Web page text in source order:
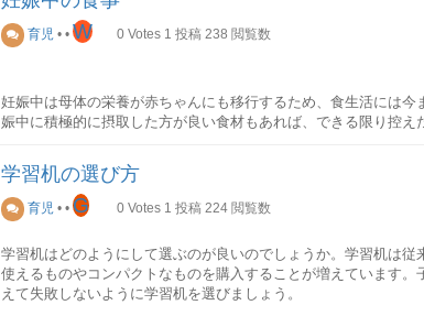
お食い初めの時期
「100日祝い」とも呼ばれているように、お食い初めは生後100
日に実施することが多いです。
お食い初めの献立は、焼き魚（尾頭付きの鯛）、赤飯、吸い物（
焼き魚は祝い事ですので鯛が定番ですが、尾頭付きのものであれ
お吸い物は、「将来、素敵な伴侶に出会えますように」という
定番ですが、あさりなど他の貝でも良いです。煮物や香の物
育児 ••W 0 Votes 1 投稿 238 閲覧数
妊娠中は母体の栄養が赤ちゃんにも移行するため、食生活には
娠中に積極的に摂取した方が良い食材もあれば、できる限り控え
十月十日、お腹の中で赤ちゃんをしっかりと育てるためにも、妊
ちゃんのためにできる最初のお仕事です。
つわり中（妊娠初期）の食事
妊娠初期は、多くの母親がつわりに悩まされます。気分が優れず
もしれません。
赤ちゃんの栄養が不足していないか心配になるかもしれませんが
学習机の選び方
育児 ••G 0 Votes 1 投稿 224 閲覧数
学習机はどのようにして選ぶのが良いのでしょうか。学習机は従
使えるものやコンパクトなものを購入することが増えています
えて失敗しないように学習机を選びましょう。